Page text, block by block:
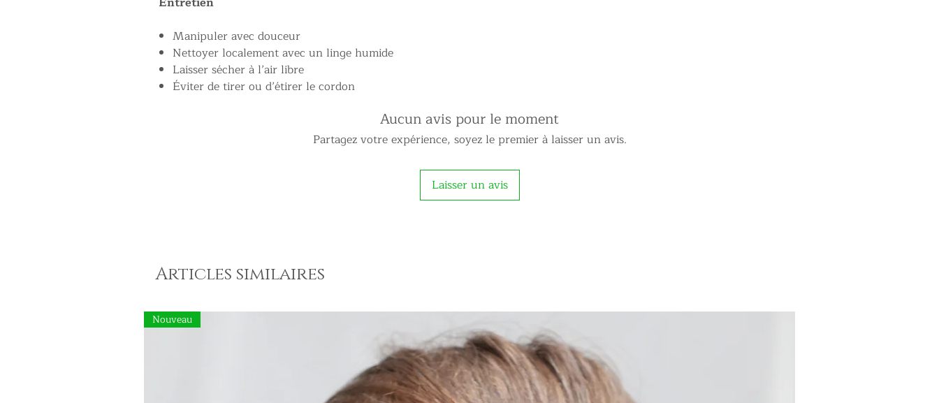
Manipuler avec douceur
Nettoyer localement avec un linge humide
Laisser sécher à l’air libre
Éviter de tirer ou d’étirer le cordon
Aucun avis pour le moment
Partagez votre expérience, soyez le premier à laisser un avis.
Laisser un avis
Articles similaires
Nouveau